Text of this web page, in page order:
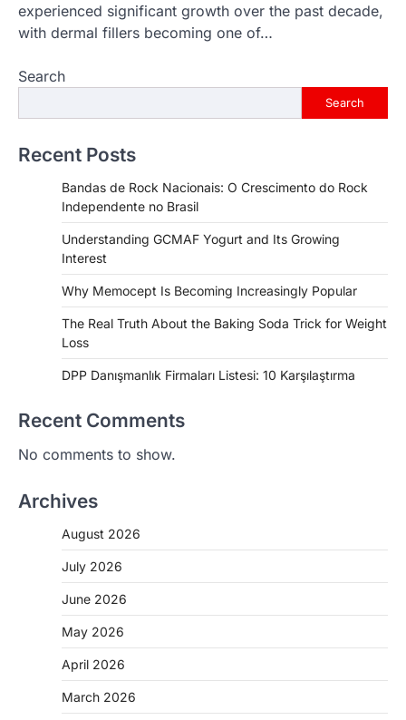
experienced significant growth over the past decade,
with dermal fillers becoming one of…
Search
Search
Recent Posts
Bandas de Rock Nacionais: O Crescimento do Rock
Independente no Brasil
Understanding GCMAF Yogurt and Its Growing
Interest
Why Memocept Is Becoming Increasingly Popular
The Real Truth About the Baking Soda Trick for Weight
Loss
DPP Danışmanlık Firmaları Listesi: 10 Karşılaştırma
Recent Comments
No comments to show.
Archives
August 2026
July 2026
June 2026
May 2026
April 2026
March 2026